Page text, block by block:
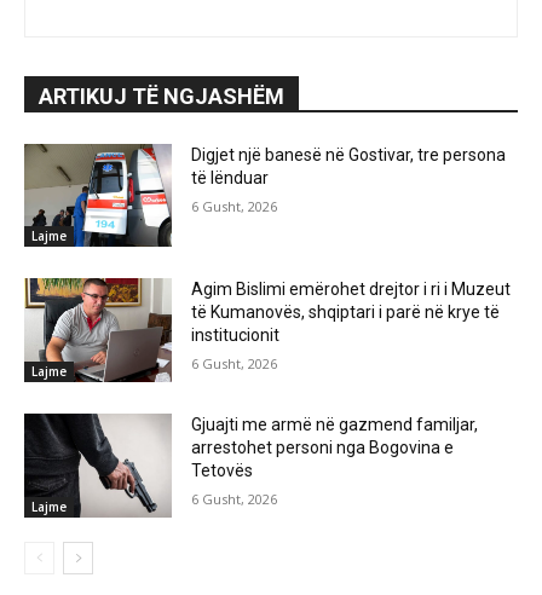
ARTIKUJ TË NGJASHËM
Lajme
Digjet një banesë në Gostivar, tre persona
të lënduar
6 Gusht, 2026
Lajme
Agim Bislimi emërohet drejtor i ri i Muzeut
të Kumanovës, shqiptari i parë në krye të
institucionit
6 Gusht, 2026
Lajme
Gjuajti me armë në gazmend familjar,
arrestohet personi nga Bogovina e
Tetovës
6 Gusht, 2026